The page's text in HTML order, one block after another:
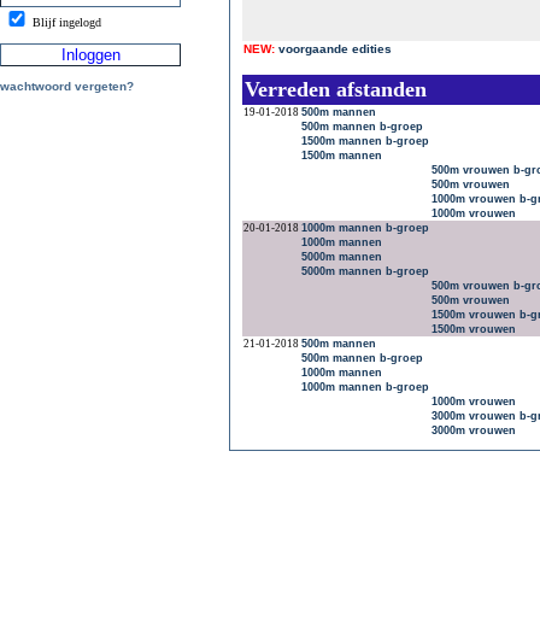
Blijf ingelogd
wachtwoord vergeten?
NEW: voorgaande edities
Verreden afstanden
19-01-2018 500m mannen
500m mannen b-groep
1500m mannen b-groep
1500m mannen
500m vrouwen b-
500m vrouwen
1000m vrouwen b-
1000m vrouwen
20-01-2018 1000m mannen b-groep
1000m mannen
5000m mannen
5000m mannen b-groep
500m vrouwen b-
500m vrouwen
1500m vrouwen b-
1500m vrouwen
21-01-2018 500m mannen
500m mannen b-groep
1000m mannen
1000m mannen b-groep
1000m vrouwen
3000m vrouwen b-
3000m vrouwen